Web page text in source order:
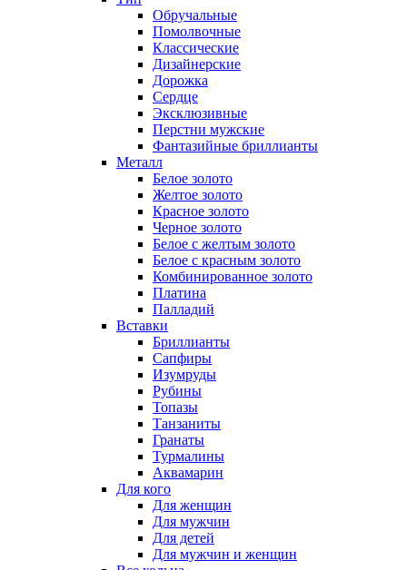
Обручальные
Помолвочные
Классические
Дизайнерские
Дорожка
Сердце
Эксклюзивные
Перстни мужские
Фантазийные бриллианты
Металл
Белое золото
Желтое золото
Красное золото
Черное золото
Белое с желтым золото
Белое с красным золото
Комбинированное золото
Платина
Палладий
Вставки
Бриллианты
Сапфиры
Изумруды
Рубины
Топазы
Танзаниты
Гранаты
Турмалины
Аквамарин
Для кого
Для женщин
Для мужчин
Для детей
Для мужчин и женщин